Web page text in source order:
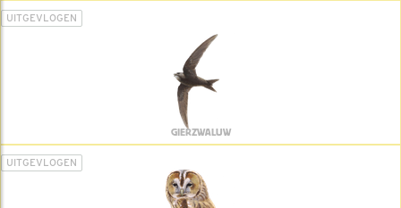
UITGEVLOGEN
GIERZWALUW
UITGEVLOGEN